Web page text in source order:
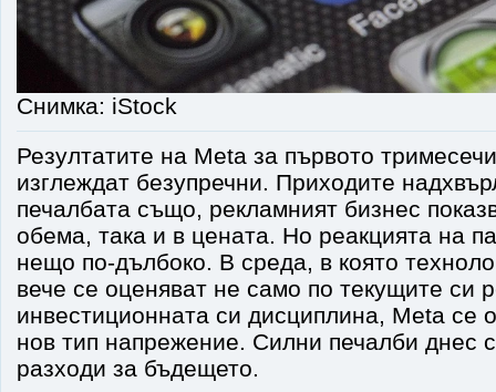
Снимка: iStock
Резултатите на Meta за първото
изглеждат безупречни. Приходите
печалбата също, рекламният бизнес
обема, така и в цената. Но реакцията на
нещо по-дълбоко. В среда, в която
вече се оценяват не само по текущите си
инвестиционната си дисциплина, Meta се
нов тип напрежение. Силни печалби днес
разходи за бъдещето.